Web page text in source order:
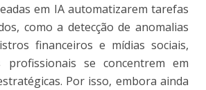
em IA automatizarem tarefas
como a detecção de anomalias
financeiros e mídias sociais,
se concentrem em
Por isso, embora ainda